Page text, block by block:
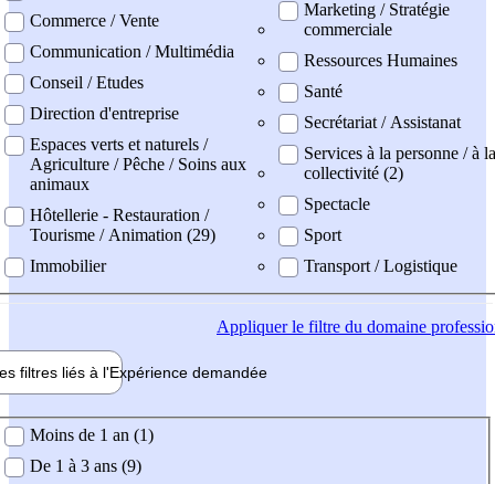
Commerce / Vente
Communication / Multimédia
Conseil / Etudes
Direction d'entreprise
Espaces verts et naturels /
Agriculture / Pêche / Soins aux
animaux
Hôtellerie - Restauration /
Tourisme / Animation (29)
Immobilier
Marketing / Stratégie
commerciale
Ressources Humaines
Santé
Secrétariat / Assistanat
Services à la personne / à la
collectivité (2)
Spectacle
Sport
Transport / Logistique
Appliquerle filtre du domaine
filtres liés à l'Expérience demandée
demandée
Moins de 1 an (1)
De 1 à 3 ans (9)